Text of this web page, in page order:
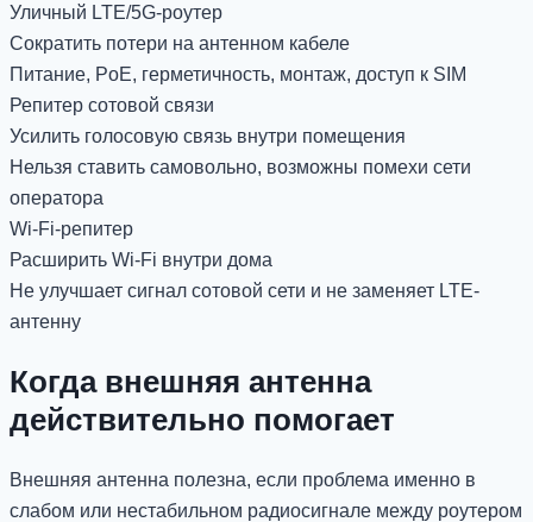
Уличный LTE/5G-роутер
Сократить потери на антенном кабеле
Питание, PoE, герметичность, монтаж, доступ к SIM
Репитер сотовой связи
Усилить голосовую связь внутри помещения
Нельзя ставить самовольно, возможны помехи сети
оператора
Wi-Fi-репитер
Расширить Wi-Fi внутри дома
Не улучшает сигнал сотовой сети и не заменяет LTE-
антенну
Когда внешняя антенна
действительно помогает
Внешняя антенна полезна, если проблема именно в
слабом или нестабильном радиосигнале между роутером